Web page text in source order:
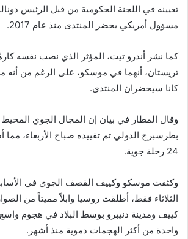
تعيينه في اللجنة الحكومية من قبل الرئيس
مسؤول أمريكي يحضر المنتدى منذ عام 2017.
كما نشر أندرو تيت، المؤثر الذي نصب نفسه
تريستان، أنهما في موسكو، على الرغم من أنه
كانا سيحضران المنتدى.
وقال المطار في بيان إن المجال الجوي
بطرسبرج الدولي تم تقييده صباح الأربعاء، مما
24 رحلة جوية.
وكثفت موسكو وكييف القصف الجوي في
الثلاثاء فقط، أطلقت روسيا وابلاً مميتاً من
كييف ومدينة دنيبرو بوسط البلاد في هجوم
واحدة من أكثر الهجمات دموية منذ أشهر.